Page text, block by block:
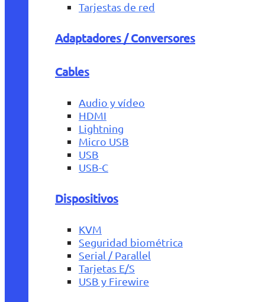
Tarjestas de red
Adaptadores / Conversores
Cables
Audio y vídeo
HDMI
Lightning
Micro USB
USB
USB-C
Dispositivos
KVM
Seguridad biométrica
Serial / Parallel
Tarjetas E/S
USB y Firewire